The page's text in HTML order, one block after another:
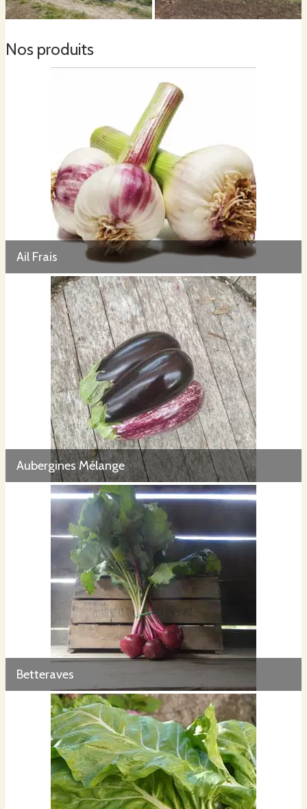
connaissent et nous font confiance.
Nous travaillons en transparence, le jardin est ouvert et libre de visites.
Nous nous engageons à respecter la nature et favoriser une biodiversité
Pourquoi nous choisir ?
Favoriser une agriculture locale et respecteuse de l'environnement .
Manger des produits sains pour votre santé
Soutenir et faire vivre des jeunes familles qui souhaitent faire vivre le village
et developper du lien social.
Consommer responsablement en limitant les transport , les emballages et
en favorisant le vrac et le re-emploi
Nos produits
Ail Frais
Aubergines Mélange
Betteraves